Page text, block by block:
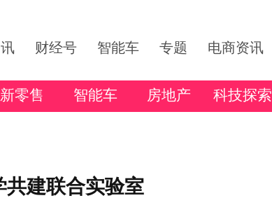
财经号 智能车 专题 电商资讯
新零售 智能车 房地产 科技探索
共建联合实验室